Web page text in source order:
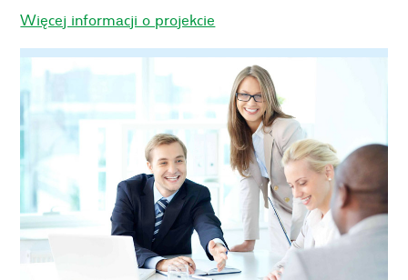
Więcej informacji o projekcie